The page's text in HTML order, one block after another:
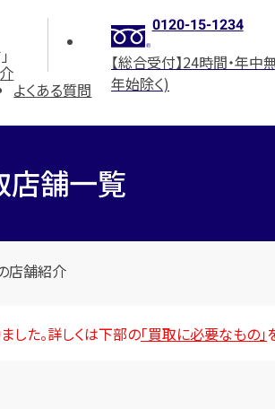
0120-15-1234
【総合受付】24時間・年中
年始除く)
よくある質問
店舗一覧
店舗紹介
た。詳しくは下部の「買取に必要なもの」